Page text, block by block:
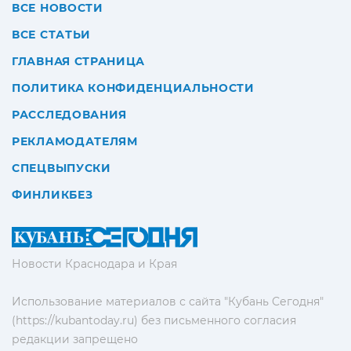
Новости Краснодара и Края
Использование материалов с сайта "Кубань Сегодня"
(https://kubantoday.ru) без письменного согласия
редакции запрещено
ВСЕ НОВОСТИ
ВСЕ СТАТЬИ
ГЛАВНАЯ СТРАНИЦА
ПОЛИТИКА КОНФИДЕНЦИАЛЬНОСТИ
РАССЛЕДОВАНИЯ
РЕКЛАМОДАТЕЛЯМ
СПЕЦВЫПУСКИ
ФИНЛИКБЕЗ